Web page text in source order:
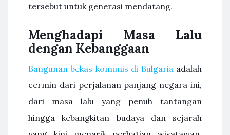
tersebut untuk generasi mendatang.
Menghadapi Masa Lalu
dengan Kebanggaan
Bangunan bekas komunis di Bulgaria adalah
cermin dari perjalanan panjang negara ini,
dari masa lalu yang penuh tantangan
hingga kebangkitan budaya dan sejarah